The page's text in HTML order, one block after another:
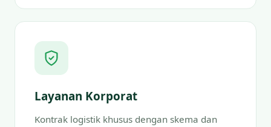
Layanan Korporat
Kontrak logistik khusus dengan skema dan